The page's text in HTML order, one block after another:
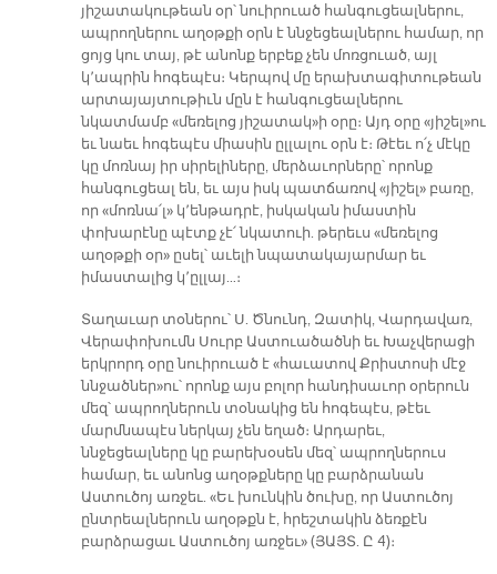
յիշատակութեան օր՝ նուիրուած հանգուցեալներու,
ապրողներու աղօթքի օրն է ննջեցեալներու համար, որ
ցոյց կու տայ, թէ անոնք երբեք չեն մոռցուած, այլ
կ՚ապրին հոգեպէս։ Կերպով մը երախտագիտութեան
արտայայտութիւն մըն է հանգուցեալներու
նկատմամբ «մեռելոց յիշատակ»ի օրը։ Այդ օրը «յիշել»ու
եւ նաեւ հոգեպէս միասին ըլլալու օրն է։ Թէեւ ո՛չ մէկը
կը մոռնայ իր սիրելիները, մերձաւորները՝ որոնք
հանգուցեալ են, եւ այս իսկ պատճառով «յիշել» բառը,
որ «մոռնա՛լ» կ՚ենթադրէ, իսկական իմաստին
փոխարէնը պէտք չէ՛ նկատուի. թերեւս «մեռելոց
աղօթքի օր» ըսել՝ աւելի նպատակայարմար եւ
իմաստալից կ՚ըլլայ…։
Տաղաւար տօներու՝ Ս. Ծնունդ, Զատիկ, Վարդավառ,
Վերափոխումն Սուրբ Աստուածածնի եւ Խաչվերացի
երկրորդ օրը նուիրուած է «հաւատով Քրիստոսի մէջ
ննջածներ»ու՝ որոնք այս բոլոր հանդիսաւոր օրերուն
մեզ՝ ապրողներուն տօնակից են հոգեպէս, թէեւ
մարմնապէս ներկայ չեն եղած։ Արդարեւ,
ննջեցեալները կը բարեխօսեն մեզ՝ ապրողներուս
համար, եւ անոնց աղօթքները կը բարձրանան
Աստուծոյ առջեւ. «Եւ խունկին ծուխը, որ Աստուծոյ
ընտրեալներուն աղօթքն է, հրեշտակին ձեռքէն
բարձրացաւ Աստուծոյ առջեւ» (ՅԱՅՏ. Ը 4)։